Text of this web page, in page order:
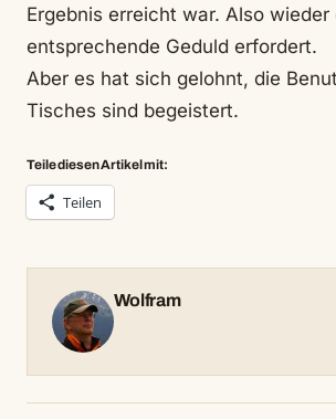
Ergebnis erreicht war. Also wieder
entsprechende Geduld erfordert.
Aber es hat sich gelohnt, die
Tisches sind begeistert.
Teile diesen Artikel mit:
Teilen
Wolfram